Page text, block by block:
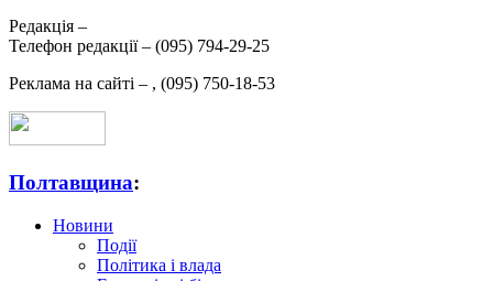
Редакція –
Телефон редакції – (095) 794-29-25
Реклама на сайті – , (095) 750-18-53
Полтавщина:
Новини
Події
Політика і влада